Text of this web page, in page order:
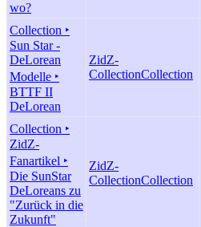
wo?
Collection ‣
Sun Star -
DeLorean
Modelle ‣
BTTF II
DeLorean
ZidZ-
CollectionCollection
Collection ‣
ZidZ-
Fanartikel ‣
Die SunStar
DeLoreans zu
"Zurück in die
Zukunft"
ZidZ-
CollectionCollection